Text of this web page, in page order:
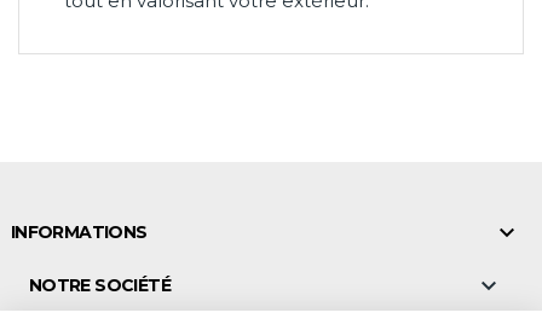
INFORMATIONS 
NOTRE SOCIÉTÉ 